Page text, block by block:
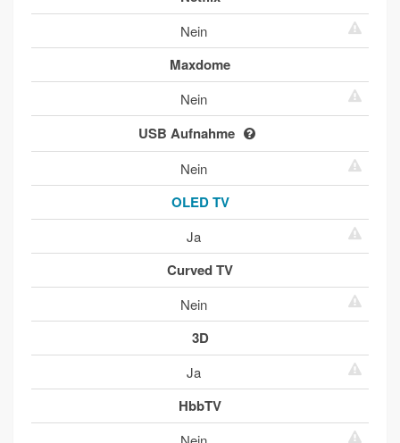
Nein
Maxdome
Nein
USB Aufnahme
Nein
OLED TV
Ja
Curved TV
Nein
3D
Ja
HbbTV